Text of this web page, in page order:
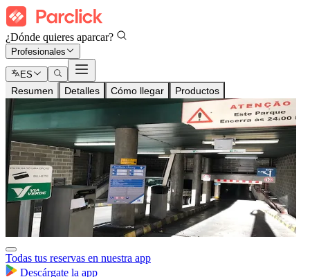
¿Dónde quieres aparcar?
Profesionales
ES
Resumen Detalles Cómo llegar Productos
Todas tus reservas en nuestra app
Descárgate la app